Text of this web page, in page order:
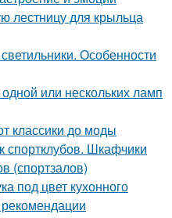
лестницу для крыльца
Особенности
или нескольких ламп
классики до моды
спортклубов. Шкафчики
(спортзалов)
под цвет кухонного